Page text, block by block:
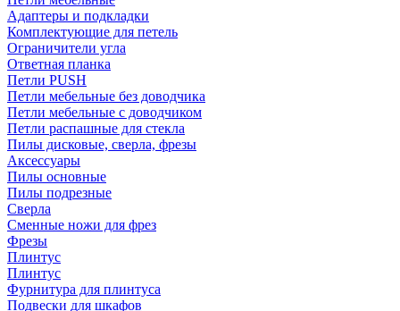
Адаптеры и подкладки
Комплектующие для петель
Ограничители угла
Ответная планка
Петли PUSH
Петли мебельные без доводчика
Петли мебельные с доводчиком
Петли распашные для стекла
Пилы дисковые, сверла, фрезы
Аксессуары
Пилы основные
Пилы подрезные
Сверла
Сменные ножи для фрез
Фрезы
Плинтус
Плинтус
Фурнитура для плинтуса
Подвески для шкафов